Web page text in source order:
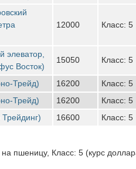
12000 Класс: 5
элеватор,
Восток)
15050 Класс: 5
Трейд) 16200
Класс: 5
Трейд)
16200
Класс: 5
16600 Класс: 5
пшеницу, Класс: 5 (курс